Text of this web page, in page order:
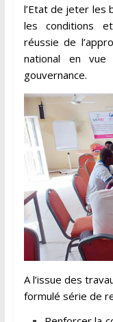
l’Etat de jeter les
les conditions
réussie de
national en vue
gouvernance.
A l’issue des
formulé série de